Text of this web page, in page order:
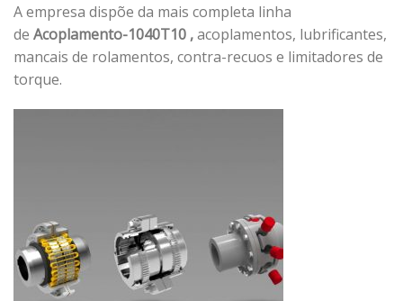
A empresa dispõe da mais completa linha
de Acoplamento-1040T10 ,acoplamentos, lubrificantes,
mancais de rolamentos, contra-recuos e limitadores de
torque.